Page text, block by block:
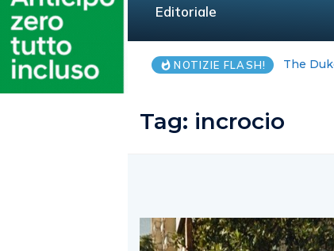
Editoriale
NOTIZIE FLASH!
Tag: incrocio